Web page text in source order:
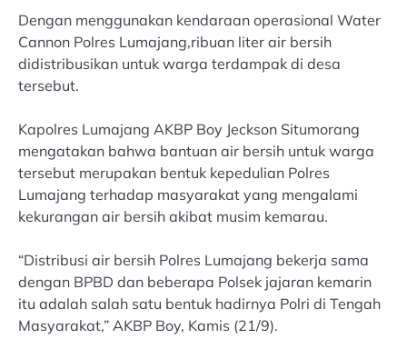
Dengan menggunakan kendaraan operasional Water
Cannon Polres Lumajang,ribuan liter air bersih
didistribusikan untuk warga terdampak di desa
tersebut.
Kapolres Lumajang AKBP Boy Jeckson Situmorang
mengatakan bahwa bantuan air bersih untuk warga
tersebut merupakan bentuk kepedulian Polres
Lumajang terhadap masyarakat yang mengalami
kekurangan air bersih akibat musim kemarau.
“Distribusi air bersih Polres Lumajang bekerja sama
dengan BPBD dan beberapa Polsek jajaran kemarin
itu adalah salah satu bentuk hadirnya Polri di Tengah
Masyarakat,” AKBP Boy, Kamis (21/9).